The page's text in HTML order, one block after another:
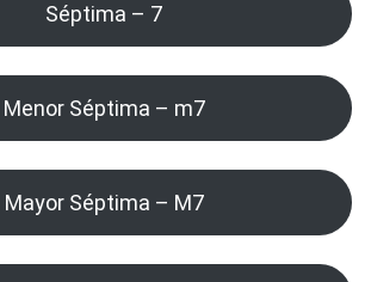
Séptima – 7
Menor Séptima – m7
Mayor Séptima – M7